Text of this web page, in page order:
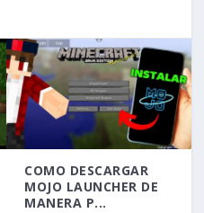
COMO DESCARGAR
MOJO LAUNCHER DE
MANERA P...